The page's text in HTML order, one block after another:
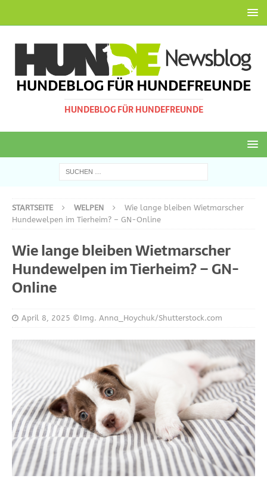
HUNDEBLOG FÜR HUNDEFREUNDE
HUNDEBLOG FÜR HUNDEFREUNDE
STARTSEITE WELPEN
Wie lange bleiben Wietmarscher
Hundewelpen im Tierheim? – GN-Online
Wie lange bleiben Wietmarscher
Hundewelpen im Tierheim? – GN-
Online
April 8, 2025 ©Img. Anna_Hoychuk/Shutterstock.com